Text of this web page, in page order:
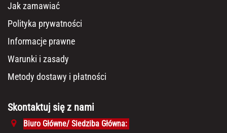
Jak zamawiać
Polityka prywatności
Informacje prawne
Warunki i zasady
Metody dostawy i płatności
Skontaktuj się z nami
Biuro Główne/ Siedziba Główna: